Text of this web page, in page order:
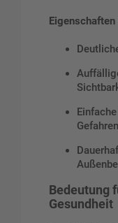
Bedeutung
Gesundheit